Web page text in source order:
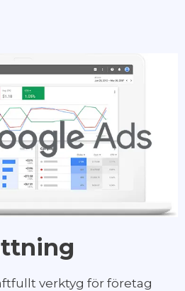
verktyg för företag